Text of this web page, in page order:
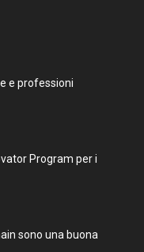
e professioni
Program per i
sono una buona